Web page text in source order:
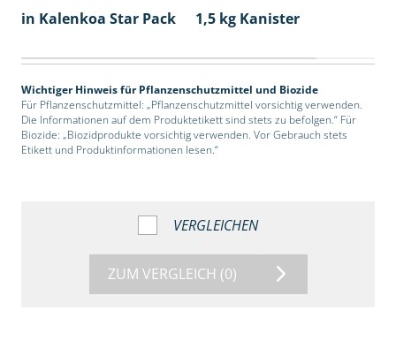
in Kalenkoa Star Pack 1,5 kg Kanister
Wichtiger Hinweis für Pflanzenschutzmittel und Biozide
Für Pflanzenschutzmittel: „Pflanzenschutzmittel vorsichtig verwenden.
Die Informationen auf dem Produktetikett sind stets zu befolgen.“ Für
Biozide: „Biozidprodukte vorsichtig verwenden. Vor Gebrauch stets
Etikett und Produktinformationen lesen.“
VERGLEICHEN
ZUM VERGLEICH (0)